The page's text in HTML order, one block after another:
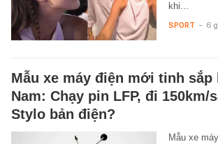
khi…
SPORT - 6
Mẫu xe máy điện mới tinh sắp
Nam: Chạy pin LFP, đi 150km/
Stylo bản điện?
Mẫu xe